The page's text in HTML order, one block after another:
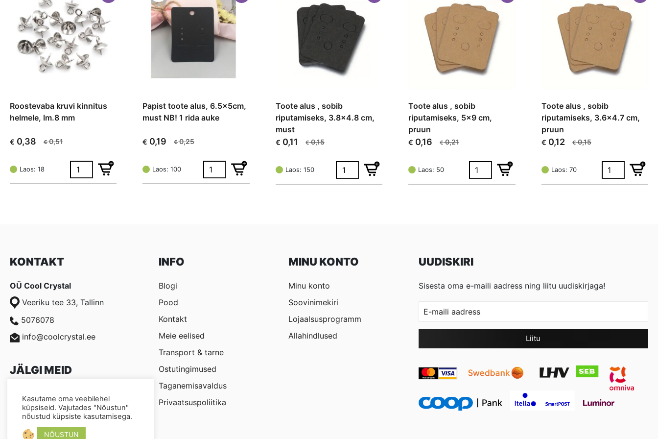
Roostevaba kruvi kinnitus
helmele, lm.8 mm
€0,51
Algne
oli:
€ 0,51.
€ 0,38
Current
is:
€ 0,38.
Laos: 18
Papist toote alus, 6.5x5cm,
must NB! 1 rida auke
€0,25
Algne
oli:
€ 0,25.
€ 0,19
Current
is:
€ 0,19.
Laos: 100
Toote alus , sobib
riputamiseks, 3.8×4.8 cm,
must
€0,15
Algne
oli:
€ 0,15.
€ 0,11
Current
is:
€ 0,11.
Laos: 150
Toote alus , sobib
riputamiseks, 5×9 cm,
pruun
€0,21
Algne
oli:
€ 0,21.
€ 0,16
Current
is:
€ 0,16.
Laos: 50
Toote alus , sobib
riputamiseks, 3.6×4.7 cm,
pruun
€0,15
Algne
oli:
€ 0,15.
€ 0,12
Current
is:
€ 0,12.
Laos: 70
KONTAKT
OÜ Cool Crystal
Veeriku tee 33, Tallinn
5076078
info@coolcrystal.ee
JÄLGI MEID
Coolcrystal.ee
@coolcrystal.ee
INFO
Blogi
Pood
Kontakt
Meie eelised
Transport & tarne
Ostutingimused
Taganemisavaldus
Privaatsuspoliitika
MINU KONTO
Minu konto
Soovinimekiri
Lojaalsusprogramm
Allahindlused
UUDISKIRI
Sisesta oma e-maili aadress ning liitu uudiskirjaga!
Kasutame oma veebilehel
küpsiseid. Vajutades "Nõustun"
nõustud küpsiste kasutamisega.
NÕUSTUN